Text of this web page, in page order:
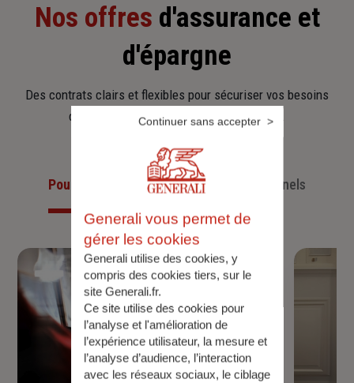
Nos offres d'assurance et
d'épargne
Des contrats clairs et flexibles pour sécuriser vos besoins
d’aujourd’hui et anticiper ceux de demain.
Pour les particuliersPour les professionnels
Generali vous permet de
gérer les cookies
Generali utilise des cookies, y
compris des cookies tiers, sur le
site Generali.fr.
Ce site utilise des cookies pour
l’analyse et l'amélioration de
l’expérience utilisateur, la mesure et
l’analyse d’audience, l’interaction
avec les réseaux sociaux, le ciblage
Continuer sans accepter